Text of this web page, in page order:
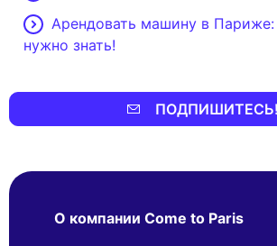
Арендовать машину в Париже:
нужно знать!
ПОДПИШИТЕСЬ!
О компании Come to Paris